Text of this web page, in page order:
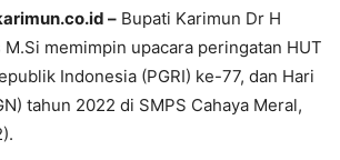
– Bupati Karimun Dr H
M.Si memimpin upacara peringatan HUT
Indonesia (PGRI) ke-77, dan Hari
tahun 2022 di SMPS Cahaya Meral,